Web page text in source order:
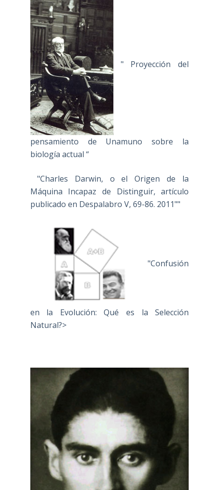
" Proyección del
pensamiento de Unamuno sobre la
biología actual “
"Charles Darwin, o el Origen de la
Máquina Incapaz de Distinguir, artículo
publicado en Despalabro V, 69-86. 2011""
"Confusión
en la Evolución: Qué es la Selección
Natural?>